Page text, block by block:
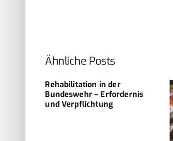
Ähnliche Posts
Rehabilitation in der
Bundeswehr – Erfordernis
und Verpflichtung